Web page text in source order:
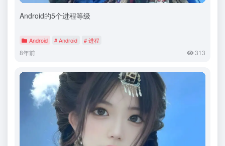
Android的5个进程等级
Android # Android # 进程
8年前 313